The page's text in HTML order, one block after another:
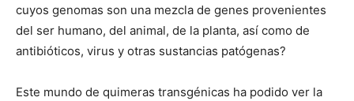
cuyos genomas son una mezcla de genes provenientes
del ser humano, del animal, de la planta, así como de
antibióticos, virus y otras sustancias patógenas?
Este mundo de quimeras transgénicas ha podido ver la